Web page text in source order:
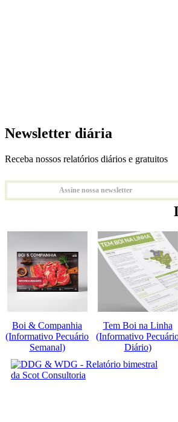
Newsletter diária
Receba nossos relatórios diários e gratuitos
Assine nossa newsletter
Boi & Companhia
(Informativo Pecuário
Semanal)
Tem Boi na Linha
(Informativo
Diário)